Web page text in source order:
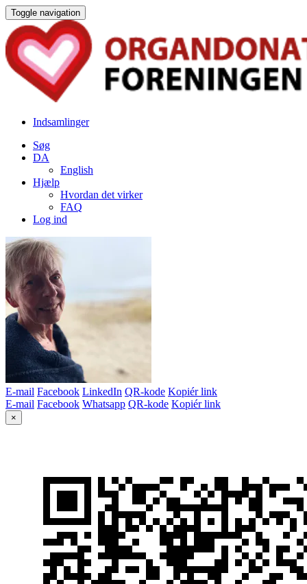
Toggle navigation
Indsamlinger
Søg
DA
English
Hjælp
Hvordan det virker
FAQ
Log ind
E-mail Facebook LinkedIn QR-kode Kopiér link
E-mail Facebook Whatsapp QR-kode Kopiér link
×